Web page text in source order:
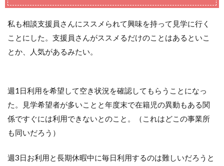
私も相談支援員さんにススメられて興味を持って見学に行く
ことにした。支援員さんがススメるだけのことはあるといこ
とか、人気があるみたい。
週1日利用を希望して空き状況を確認してもらうことになっ
た。見学希望者が多いことと年度末で在籍児の異動もある関
係ですぐには利用できないとのこと。（これはどこの事業所
も同いだろう）
週3日お利用と長期休暇中に毎日利用するのは難しいだろうと